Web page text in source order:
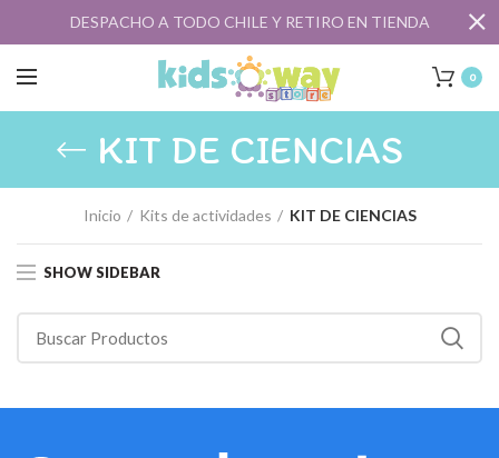
0
KIT DE CIENCIAS
Inicio Kits de actividades KIT DE CIENCIAS
SHOW SIDEBAR
DESPACHO A TODO CHILE Y RETIRO EN TIENDA